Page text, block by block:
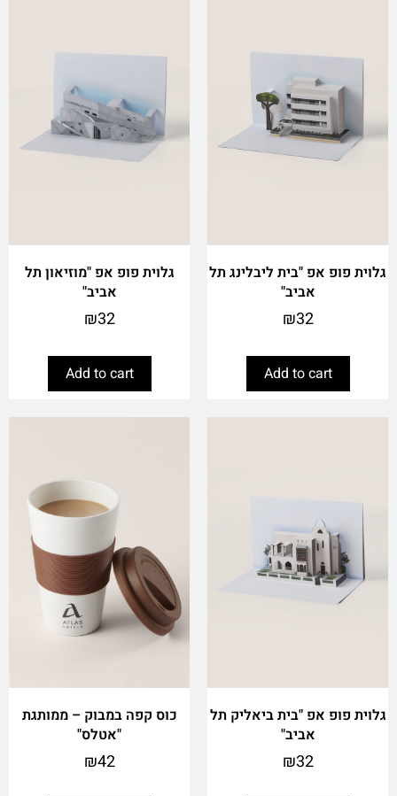
גלוית פופ אפ "בית ליבלינג תל
אביב"
₪32
Add to cart
גלוית פופ אפ "מוזיאון תל
אביב"
₪32
Add to cart
גלוית פופ אפ "בית ביאליק תל
אביב"
₪32
כוס קפה במבוק – ממותגת
"אטלס"
₪42